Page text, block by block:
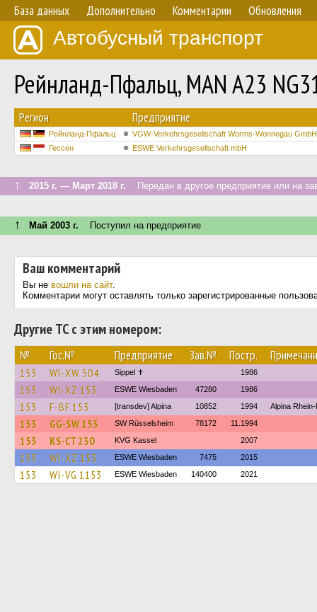
База данных Дополнительно Комментарии Обновления
Автобусный транспорт
Рейнланд-Пфальц, MAN A23
Регион Предприятие
Рейнланд-Пфальц
VGW-Verkehrsgesellschaft Worms-Wonnegau GmbH
Гессен
ESWE Verkehrsgesellschaft mbH
↑ 2015 г. — Март 2018 г. Передан в другое предприятие или на
↑ Май 2003 г. Поступил на предприятие
Ваш комментарий
Вы не вошли на сайт.
Комментарии могут оставлять только зарегистрированные
Другие ТС с этим номером:
№ Гос.№ Предприятие Зав.№ Постр.
153 WI-XW 504 Sippel ✝︎ 1986
153 WI-XZ 153 ESWE Wiesbaden 47280 1986
153 F-BF 153 [transdev] Alpina 10852 1994 Alpina
153 GG-SW 153 SW Rüsselsheim 78172 11.1994
153 KS-CT 230 KVG Kassel 2007
153 WI-XZ 153 ESWE Wiesbaden 7475 2015
153 WI-VG 1153 ESWE Wiesbaden 140400 2021